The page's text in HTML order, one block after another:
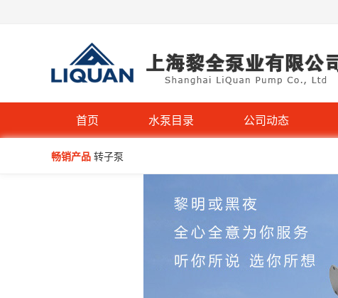
首页 水泵目录 公司动态
畅销产品 转子泵